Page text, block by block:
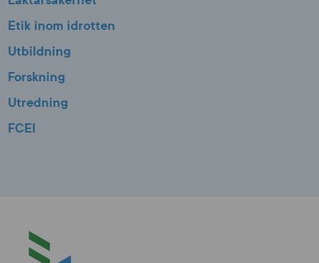
Etik inom idrotten
Utbildning
Forskning
Utredning
FCEI